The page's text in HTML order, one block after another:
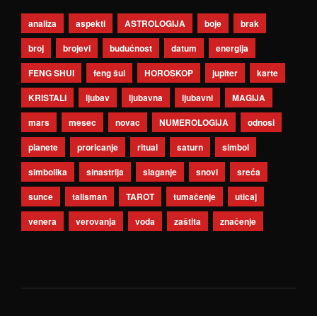
analiza aspekti ASTROLOGIJA boje
brak
broj
brojevi budućnost datum
energija
FENG SHUI
feng šui HOROSKOP jupiter
karte
KRISTALI
ljubav ljubavna ljubavni
MAGIJA
mars
mesec novac NUMEROLOGIJA
odnosi
planete
proricanje ritual saturn
simbol
simbolika
sinastrija slaganje snovi
sreća
sunce
talisman TAROT tumačenje
uticaj
venera
verovanja voda zaštita značenje